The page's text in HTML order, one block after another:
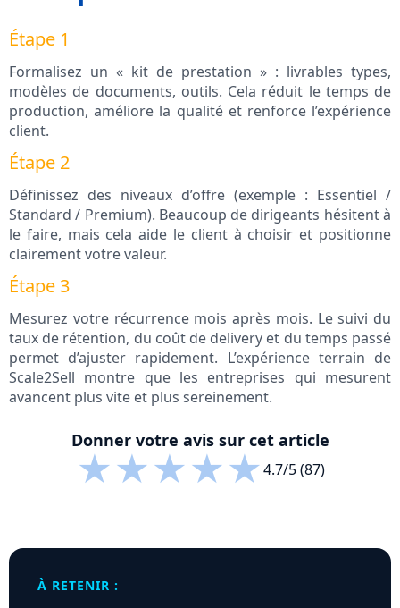
Étape 1
Formalisez un « kit de prestation » : livrables types,
modèles de documents, outils. Cela réduit le temps de
production, améliore la qualité et renforce l’expérience
client.
Étape 2
Définissez des niveaux d’offre (exemple : Essentiel /
Standard / Premium). Beaucoup de dirigeants hésitent à
le faire, mais cela aide le client à choisir et positionne
clairement votre valeur.
Étape 3
Mesurez votre récurrence mois après mois. Le suivi du
taux de rétention, du coût de delivery et du temps passé
permet d’ajuster rapidement. L’expérience terrain de
Scale2Sell montre que les entreprises qui mesurent
avancent plus vite et plus sereinement.
Donner votre avis sur cet article
★★★★★4.7/5 (87)
À RETENIR :